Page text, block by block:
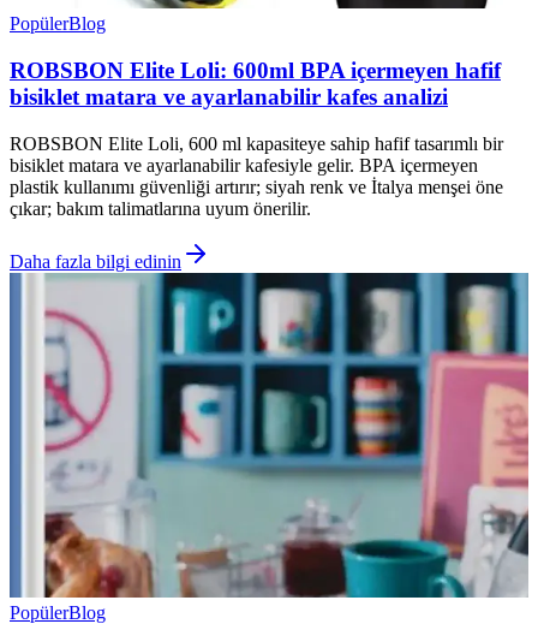
PopülerBlog
ROBSBON Elite Loli: 600ml BPA içermeyen hafif
bisiklet matara ve ayarlanabilir kafes analizi
ROBSBON Elite Loli, 600 ml kapasiteye sahip hafif tasarımlı bir
bisiklet matara ve ayarlanabilir kafesiyle gelir. BPA içermeyen
plastik kullanımı güvenliği artırır; siyah renk ve İtalya menşei öne
çıkar; bakım talimatlarına uyum önerilir.
Daha fazla bilgi edinin
PopülerBlog